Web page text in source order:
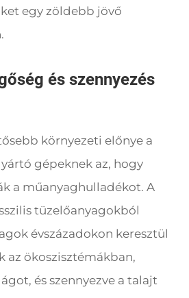
egy zöldebb jövő
és szennyezés
környezeti előnye a
gépeknek az, hogy
a műanyaghulladékot. A
tüzelőanyagokból
évszázadokon keresztül
az ökoszisztémákban,
és szennyezve a talajt